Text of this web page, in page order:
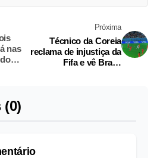
nas
Próxima
Técnico da Coreia
reclama de injustiça da
Fifa e vê Brasil
(0)